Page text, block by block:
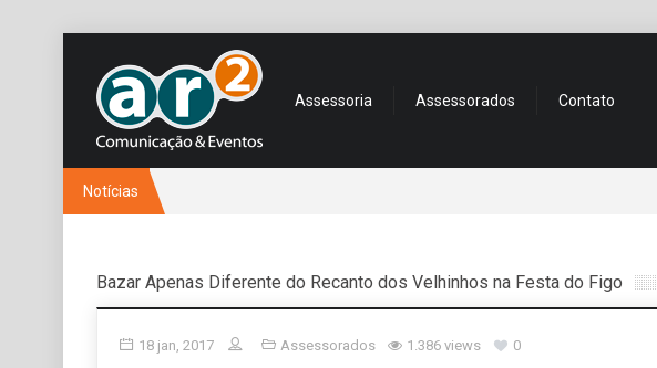
Assessoria Assessorados Contato
Notícias
Bazar Apenas Diferente do Recanto dos Velhinhos na Festa do Figo
18 jan, 2017 Assessorados 1.386 views 0